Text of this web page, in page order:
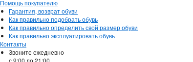
Помощь покупателю
Гарантия, возврат обуви
Как правильно подобрать обувь
Как правильно определить свой размер обуви
Как правильно эксплуатировать обувь
Контакты
Звоните ежедневно
с 9:00 до 21:00